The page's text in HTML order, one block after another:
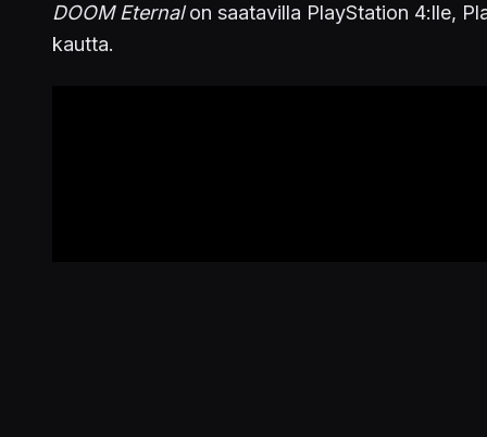
DOOM Eternalon saatavilla PlayStation 4:lle,
kautta.